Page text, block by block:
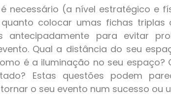
necessário (a nível estratégico e
colocar umas fichas triplas
antecipadamente para evitar
Qual a distância do seu
é a iluminação no seu espaço?
Estas questões podem
o seu evento num sucesso ou